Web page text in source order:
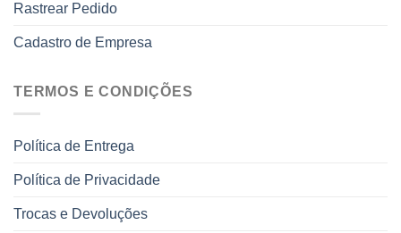
Rastrear Pedido
Cadastro de Empresa
TERMOS E CONDIÇÕES
Política de Entrega
Política de Privacidade
Trocas e Devoluções